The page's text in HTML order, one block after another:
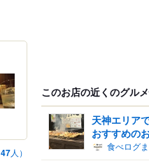
47人）
このお店の近くのグル
天神エリア
おすすめの
食べログ